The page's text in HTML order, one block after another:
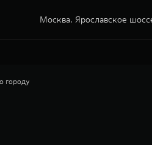
Москва, Ярославское
городу